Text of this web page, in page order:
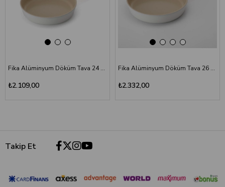
Fika Alüminyum Döküm Tava 24 cm
₺2.109,00
Fika Alüminyum Döküm Tava 26 cm
₺2.332,00
Takip Et